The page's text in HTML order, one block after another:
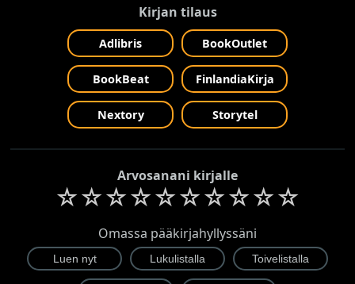
Kirjan tilaus
Adlibris BookOutlet
BookBeat FinlandiaKirja
Nextory Storytel
Arvosanani kirjalle
☆☆☆☆☆☆☆☆☆☆
Omassa pääkirjahyllyssäni